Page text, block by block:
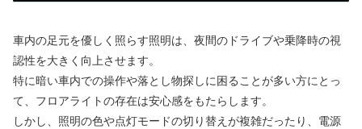
車内の足元を優しく照らす照明は、夜間のドライブや乗降時の視
認性を大きく向上させます。
特に暗い車内での操作や落とし物探しに困ることが多い方にとっ
て、フロアライトの存在は安心感をもたらします。
しかし、照明の色や点灯モードの切り替えが複雑だったり、電源